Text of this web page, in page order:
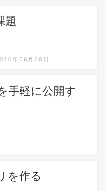
題
年06月08日
手軽に公開す
を作る